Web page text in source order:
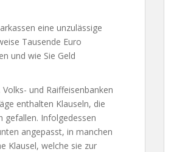
eine unzulässige
Tausende Euro
und wie Sie Geld
und Raiffeisenbanken
enthalten Klauseln, die
gefallen. Infolgedessen
angepasst, in manchen
Klausel, welche sie zur